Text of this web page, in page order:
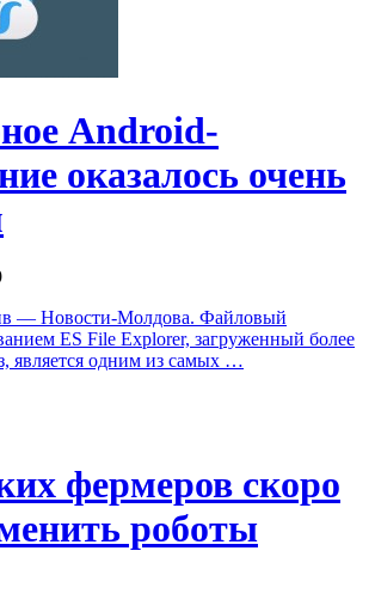
Android-
оказалось очень
Новости-Молдова. Файловый
ES File Explorer, загруженный более
является одним из самых …
фермеров скоро
роботы